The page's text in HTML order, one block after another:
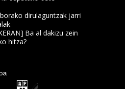
dirulaguntzak jarri
Ba al dakizu zein
hitza?